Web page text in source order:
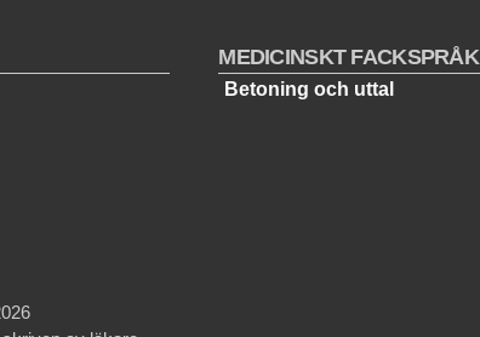
MEDICINSKT FACKSPRÅK
Betoning och uttal